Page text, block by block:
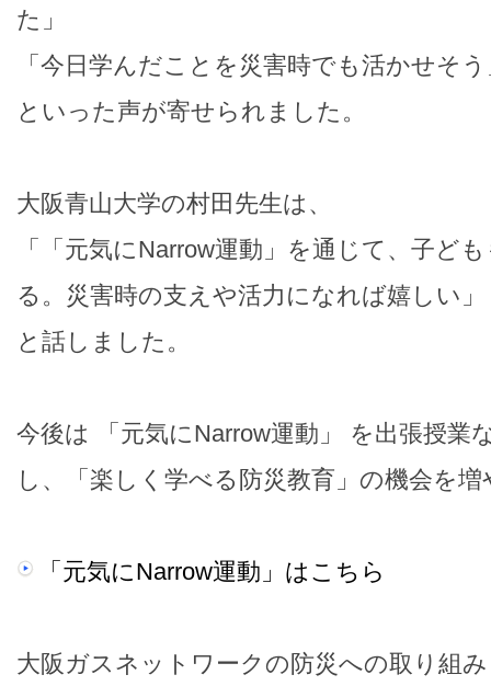
た」
「今日学んだことを災害時でも活かせそ
といった声が寄せられました。
大阪青山大学の村田先生は、
「「元気にNarrow運動」を通じて、子ど
る。災害時の支えや活力になれば嬉しい」
と話しました。
今後は 「元気にNarrow運動」 を出張授業
し、「楽しく学べる防災教育」の機会を
「元気にNarrow運動」はこちら
大阪ガスネットワークの防災への取り組